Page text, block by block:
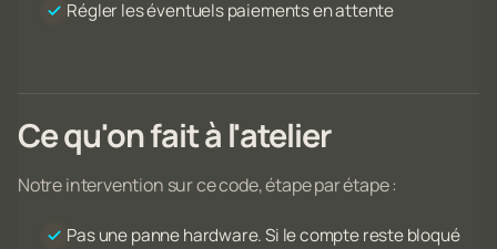
Régler les éventuels paiements en attente
Ce qu'on fait à l'atelier
Notre intervention sur ce code, étape par étape :
Pas une panne hardware. Si le compte reste bloqué